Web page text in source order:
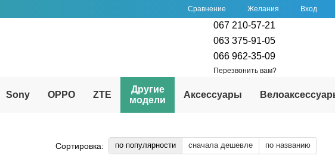
Сравнение Желания Вход
067 210-57-21
063 375-91-05
066 962-35-09
Перезвонить вам?
Sony OPPO ZTE
Другие
модели
Аксессуары
Сортировка: по популярности сначала дешевле по названию